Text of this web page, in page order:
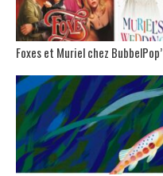
Foxes et Muriel chez BubbelPop’